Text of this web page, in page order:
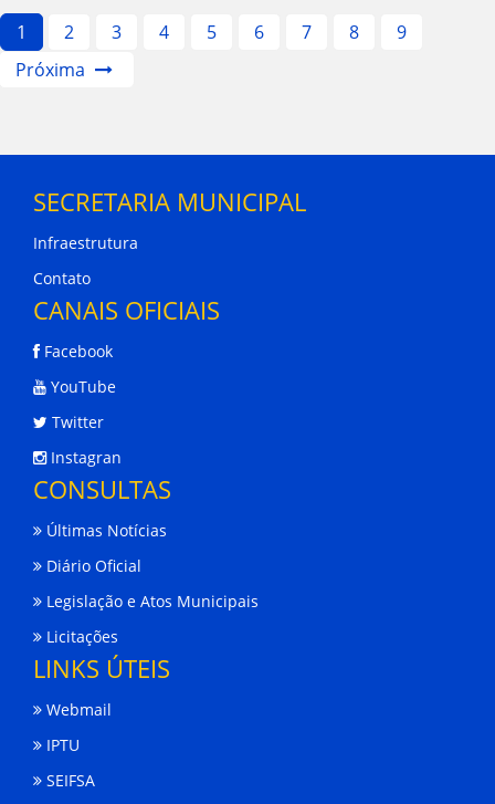
1 2 3 4 5 6 7 8
9
Próxima
SECRETARIA MUNICIPAL
Infraestrutura
Contato
CANAIS OFICIAIS
Facebook
YouTube
Twitter
Instagran
CONSULTAS
Últimas Notícias
Diário Oficial
Legislação e Atos Municipais
Licitações
LINKS ÚTEIS
Webmail
IPTU
SEIFSA